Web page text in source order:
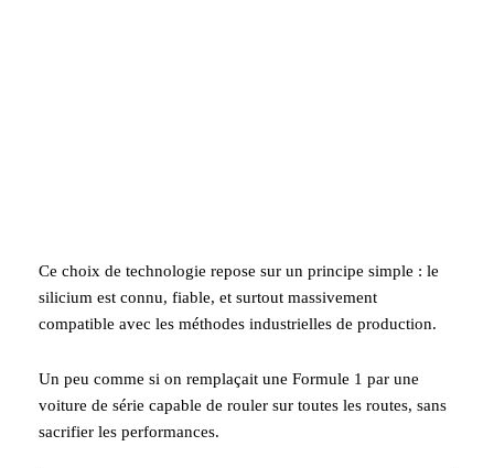
Ce choix de technologie repose sur un principe simple : le
silicium est connu, fiable, et surtout massivement
compatible avec les méthodes industrielles de production.
Un peu comme si on remplaçait une Formule 1 par une
voiture de série capable de rouler sur toutes les routes, sans
sacrifier les performances.